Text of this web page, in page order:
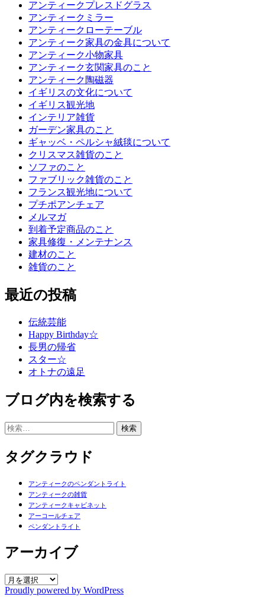
アンティークプレスドグラス
アンティークミラー
アンティークローテーブル
アンティーク家具の金具について
アンティーク小物家具
アンティーク玄関家具のこと
アンティーク陶磁器
イギリスの文化について
イギリス観光地
インテリア雑貨
ガーデン家具のこと
ギャッベ・ペルシャ絨毯について
クリスマス雑貨のこと
ソファのこと
ファブリック雑貨のこと
フランス観光地について
プチポアンチェア
メルマガ
到着予定商品のこと
家具修復・メンテナンス
建材のこと
雑貨のこと
最近の投稿
伝統芸能
Happy Birthday☆
長男の帰省
スター☆
オトナの遠足
ブログ内を検索する
検
タグクラウド
アンティークのペンダントライト
アンティークの雑貨
アンティークキャビネット
アーコールチェア
ペンダントライト
アーカイブ
ア
ー
Proudly powered by WordPress